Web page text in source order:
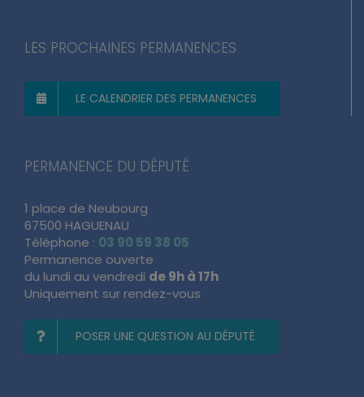
LES PROCHAINES PERMANENCES
LE CALENDRIER DES PERMANENCES
PERMANENCE DU DÉPUTÉ
1 place de Neubourg
67500 HAGUENAU
Téléphone : 03 90 59 38 05
Permanence ouverte
du lundi au vendredi de 9h à 17h
Uniquement sur rendez-vous
POSER UNE QUESTION AU DÉPUTÉ